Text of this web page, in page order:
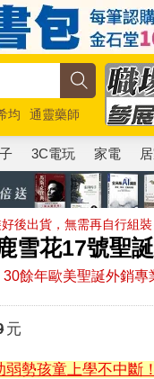
均
通靈藥師
3C電玩 家電
後出貨，無需再自行組裝
雪花17號聖
餘年歐美聖誕外銷專
元
勢孩童上學不中斷！